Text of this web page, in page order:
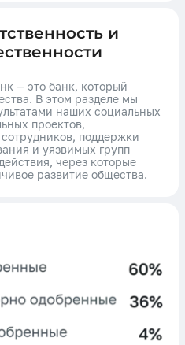
и
— это банк, который
В этом разделе мы
наших социальных
проектов,
поддержки
и уязвимых групп
через которые
развитие общества.